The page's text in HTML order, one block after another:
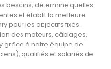
besoins, détermine quelles
et établit la meilleure
pour les objectifs fixés.
des moteurs, câblages,
grâce à notre équipe de
qualifiés et salariés de